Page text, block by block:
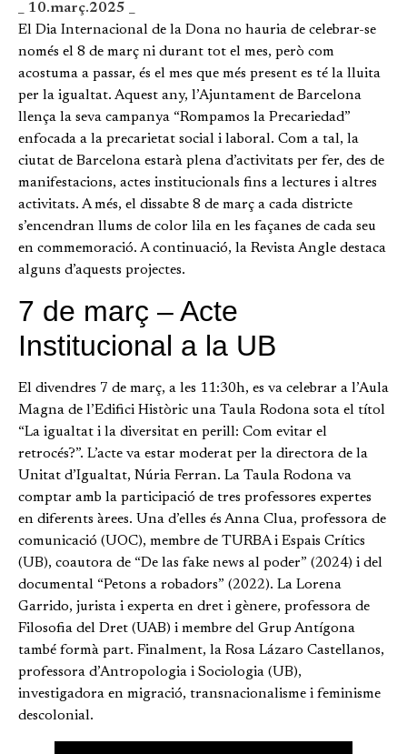
_ 10.març.2025 _
El Dia Internacional de la Dona no hauria de celebrar-se
només el 8 de març ni durant tot el mes, però com
acostuma a passar, és el mes que més present es té la lluita
per la igualtat. Aquest any, l’Ajuntament de Barcelona
llença la seva campanya “Rompamos la Precariedad”
enfocada a la precarietat social i laboral. Com a tal, la
ciutat de Barcelona estarà plena d’activitats per fer, des de
manifestacions, actes institucionals fins a lectures i altres
activitats. A més, el dissabte 8 de març a cada districte
s’encendran llums de color lila en les façanes de cada seu
en commemoració. A continuació, la Revista Angle destaca
alguns d’aquests projectes.
7 de març – Acte
Institucional a la UB
El divendres 7 de març, a les 11:30h, es va celebrar a l’Aula
Magna de l’Edifici Històric una Taula Rodona sota el títol
“La igualtat i la diversitat en perill: Com evitar el
retrocés?”. L’acte va estar moderat per la directora de la
Unitat d’Igualtat, Núria Ferran. La Taula Rodona va
comptar amb la participació de tres professores expertes
en diferents àrees. Una d’elles és Anna Clua, professora de
comunicació (UOC), membre de TURBA i Espais Crítics
(UB), coautora de “De las fake news al poder” (2024) i del
documental “Petons a robadors” (2022). La Lorena
Garrido, jurista i experta en dret i gènere, professora de
Filosofia del Dret (UAB) i membre del Grup Antígona
també formà part. Finalment, la Rosa Lázaro Castellanos,
professora d’Antropologia i Sociologia (UB),
investigadora en migració, transnacionalisme i feminisme
descolonial.